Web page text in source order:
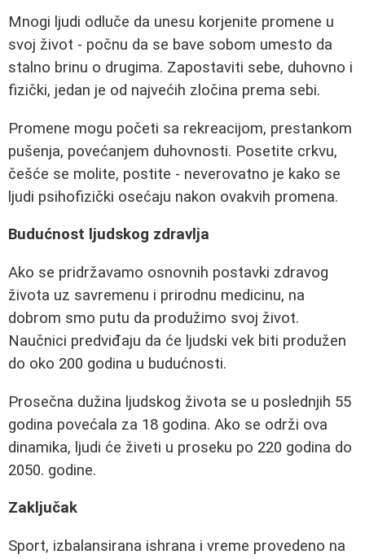
Mnogi ljudi odluče da unesu korjenite promene u
svoj život - počnu da se bave sobom umesto da
stalno brinu o drugima. Zapostaviti sebe, duhovno i
fizički, jedan je od najvećih zločina prema sebi.
Promene mogu početi sa rekreacijom, prestankom
pušenja, povećanjem duhovnosti. Posetite crkvu,
češće se molite, postite - neverovatno je kako se
ljudi psihofizički osećaju nakon ovakvih promena.
Budućnost ljudskog zdravlja
Ako se pridržavamo osnovnih postavki zdravog
života uz savremenu i prirodnu medicinu, na
dobrom smo putu da produžimo svoj život.
Naučnici predviđaju da će ljudski vek biti produžen
do oko 200 godina u budućnosti.
Prosečna dužina ljudskog života se u poslednjih 55
godina povećala za 18 godina. Ako se održi ova
dinamika, ljudi će živeti u proseku po 220 godina do
2050. godine.
Zaključak
Sport, izbalansirana ishrana i vreme provedeno na